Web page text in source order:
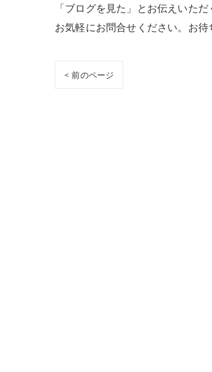
「ブログを見た」とお伝えいた
お気軽にお問合せください。お待
< 前のページ